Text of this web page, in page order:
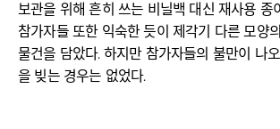
보관을 위해 흔히 쓰는 비닐백 대신 재사용 종
참가자들 또한 익숙한 듯이 제각기 다른 모양
물건을 담았다. 하지만 참가자들의 불만이 나
을 빚는 경우는 없었다.